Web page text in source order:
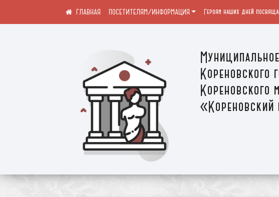
Кореновского
Кореновского
«Кореновский
ПОСЕТИТЕЛЯМ/ИНФОРМАЦИЯ Героям наших дней